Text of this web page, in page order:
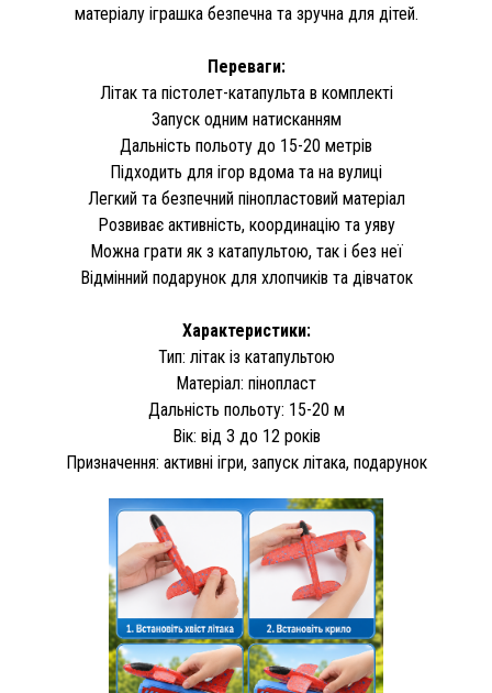
матеріалу іграшка безпечна та зручна для дітей.
Переваги:
Літак та пістолет-катапульта в комплекті
Запуск одним натисканням
Дальність польоту до 15-20 метрів
Підходить для ігор вдома та на вулиці
Легкий та безпечний пінопластовий матеріал
Розвиває активність, координацію та уяву
Можна грати як з катапультою, так і без неї
Відмінний подарунок для хлопчиків та дівчаток
Характеристики:
Тип: літак із катапультою
Матеріал: пінопласт
Дальність польоту: 15-20 м
Вік: від 3 до 12 років
Призначення: активні ігри, запуск літака, подарунок